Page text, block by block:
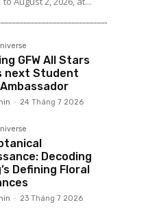
GFW All Stars
next Student
Ambassador
- 24 Tháng 7 2026
Decoding
Defining Floral
- 23 Tháng 7 2026